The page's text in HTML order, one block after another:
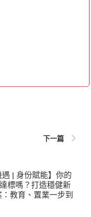
下一篇
| 身份賦能】你的
標嗎？打造穩健新
教育、置業一步到